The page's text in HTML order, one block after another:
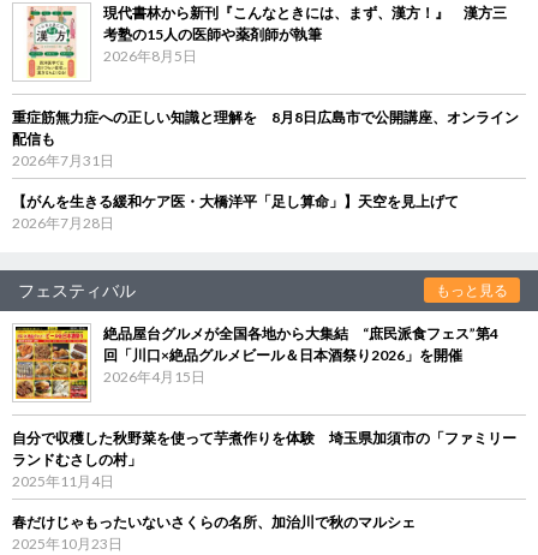
現代書林から新刊『こんなときには、まず、漢方！』 漢方三
考塾の15人の医師や薬剤師が執筆
2026年8月5日
重症筋無力症への正しい知識と理解を 8月8日広島市で公開講座、オンライン
配信も
2026年7月31日
【がんを生きる緩和ケア医・大橋洋平「足し算命」】天空を見上げて
2026年7月28日
フェスティバル もっと見る
絶品屋台グルメが全国各地から大集結 “庶民派食フェス”第4
回「川口×絶品グルメビール＆日本酒祭り2026」を開催
2026年4月15日
自分で収穫した秋野菜を使って芋煮作りを体験 埼玉県加須市の「ファミリー
ランドむさしの村」
2025年11月4日
春だけじゃもったいないさくらの名所、加治川で秋のマルシェ
2025年10月23日